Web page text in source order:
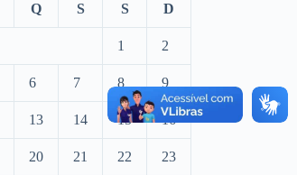
Q S S D
1 2
6 7 8 9
13 14 15 16
20 21 22 23